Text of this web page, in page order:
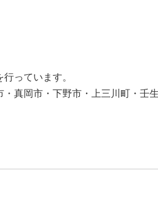
行っています。
真岡市・下野市・上三川町・壬生